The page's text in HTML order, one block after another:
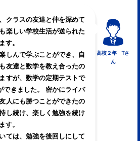
クラスの友達と仲を深めて
楽しい学校生活が送られた
す。
しんで学ぶことができ、自
友達と数学を教え合ったの
すが、数学の定期テストで
できました。 密かにライバ
人にも勝つことができたの
し続け、楽しく勉強を続け
す。
ては、勉強を後回しにして
高校２年 Tさ
ん